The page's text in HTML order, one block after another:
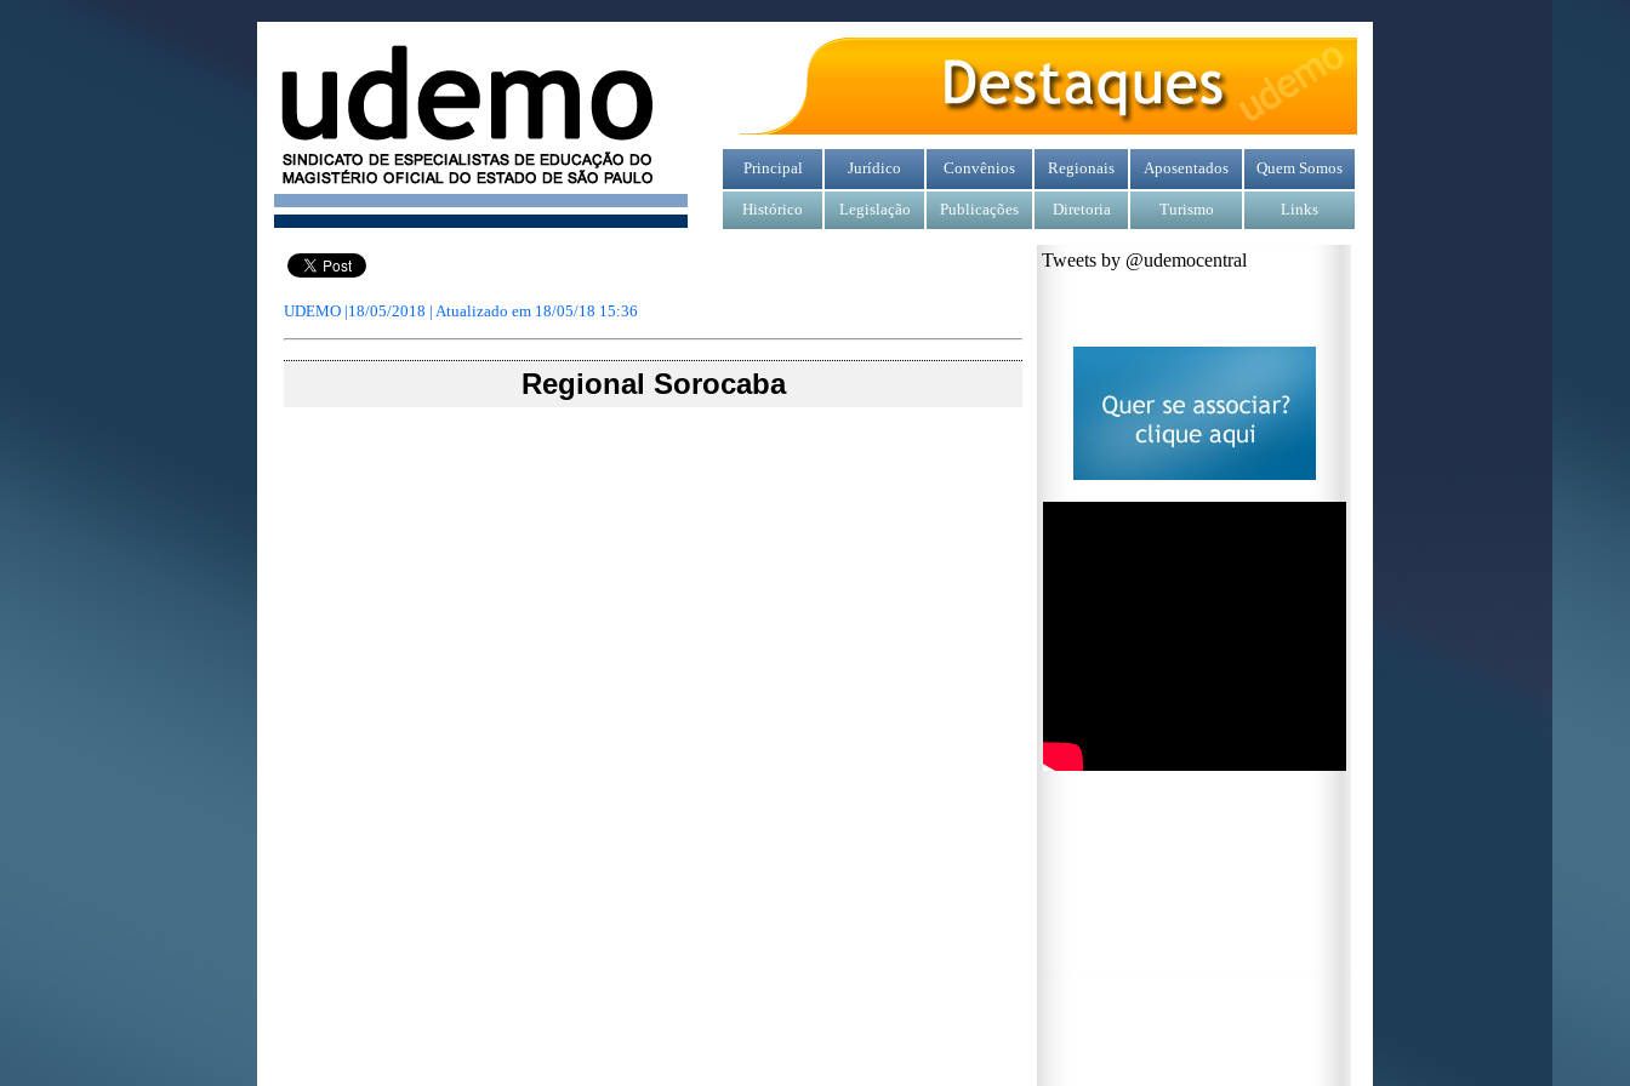
Principal Jurídico Convênios Regionais Aposentados Quem Somos
Histórico Legislação Publicações Diretoria Turismo Links
UDEMO |18/05/2018 | Atualizado em 18/05/18 15:36
Regional Sorocaba
Tweets by @udemocentral